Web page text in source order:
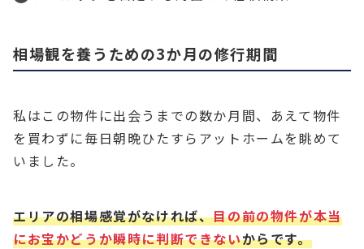
相場観を養うための3か月の修行期間
私はこの物件に出会うまでの数か月間、あえて物件
を買わずに毎日朝晩ひたすらアットホームを眺めて
いました。
エリアの相場感覚がなければ、目の前の物件が本当
にお宝かどうか瞬時に判断できないからです。